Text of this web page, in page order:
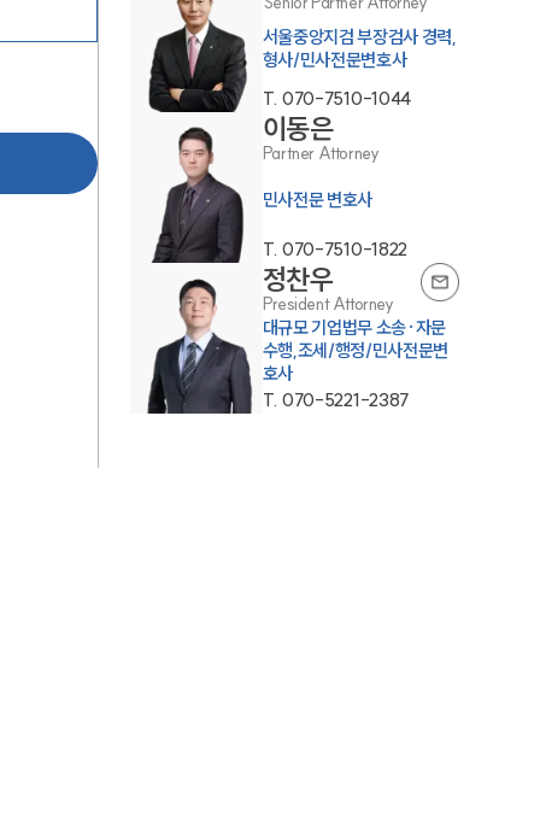
그룹소개
대륜의 강점
오시는 길
글로벌 파트너 로펌
고객의 소리
통합검색
AI대륜
업무사례
서울중앙지검 부장검사 경력,
형사/민사전문변호사
T. 070-7510-1044
이동은
Partner Attorney
민사전문 변호사
T. 070-7510-1822
정찬우
President Attorney
대규모 기업법무 소송·자문
수행,조세/행정/민사전문변
호사
T. 070-5221-2387